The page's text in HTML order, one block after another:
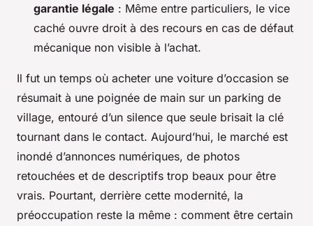
garantie légale : Même entre particuliers, le vice
caché ouvre droit à des recours en cas de défaut
mécanique non visible à l’achat.
Il fut un temps où acheter une voiture d’occasion se
résumait à une poignée de main sur un parking de
village, entouré d’un silence que seule brisait la clé
tournant dans le contact. Aujourd’hui, le marché est
inondé d’annonces numériques, de photos
retouchées et de descriptifs trop beaux pour être
vrais. Pourtant, derrière cette modernité, la
préoccupation reste la même : comment être certain